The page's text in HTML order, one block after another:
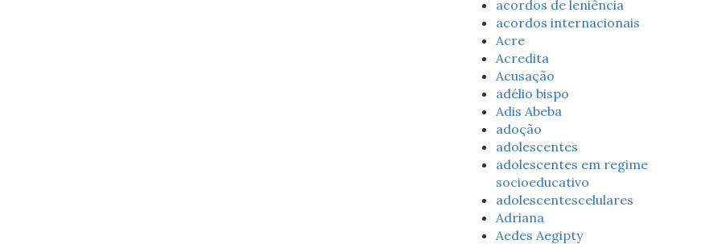
acordos de leniência
acordos internacionais
Acre
Acredita
Acusação
adélio bispo
Adis Abeba
adoção
adolescentes
adolescentes em regime
socioeducativo
adolescentescelulares
Adriana
Aedes Aegipty